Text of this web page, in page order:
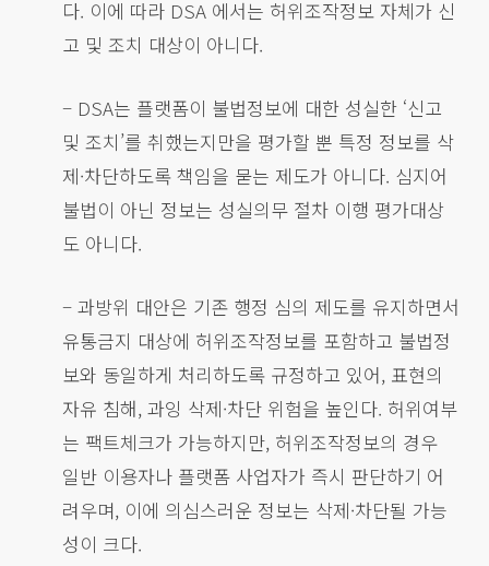
다. 이에 따라 DSA 에서는 허위조작정보 자체가 신
고 및 조치 대상이 아니다.
– DSA는 플랫폼이 불법정보에 대한 성실한 ‘신고
및 조치’를 취했는지만을 평가할 뿐 특정 정보를 삭
제·차단하도록 책임을 묻는 제도가 아니다. 심지어
불법이 아닌 정보는 성실의무 절차 이행 평가대상
도 아니다.
– 과방위 대안은 기존 행정 심의 제도를 유지하면서
유통금지 대상에 허위조작정보를 포함하고 불법정
보와 동일하게 처리하도록 규정하고 있어, 표현의
자유 침해, 과잉 삭제·차단 위험을 높인다. 허위여부
는 팩트체크가 가능하지만, 허위조작정보의 경우
일반 이용자나 플랫폼 사업자가 즉시 판단하기 어
려우며, 이에 의심스러운 정보는 삭제·차단될 가능
성이 크다.